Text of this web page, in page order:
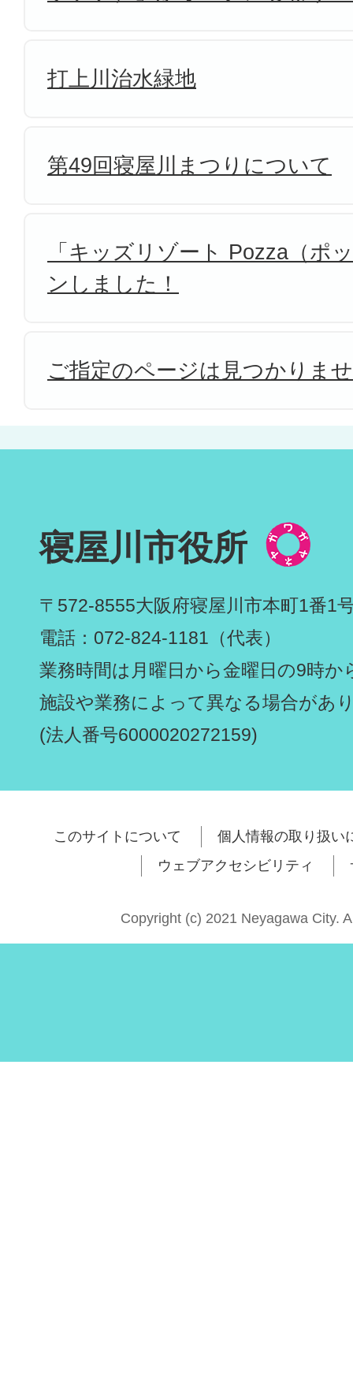
打上川治水緑地
第49回寝屋川まつりについて
「キッズリゾート Pozza（ポ
ンしました！
ご指定のページは見つかりま
寝屋川市役所
〒572-8555大阪府寝屋川市本町1番1
電話：072-824-1181（代表）
業務時間は月曜日から金曜日の9時か
施設や業務によって異なる場合があ
(法人番号6000020272159)
このサイトについて
個人情報の取り扱い
ウェブアクセシビリティ
Copyright (c) 2021 Neyagawa City.